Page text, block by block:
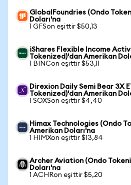
GlobalFoundries (Ondo
Doları'na
1 GFSon eşittir $50,13
iShares Flexible Income
Tokenized)'dan Amerikan
1 BINCon eşittir $53,11
Direxion Daily Semi Bear 3X
Tokenized)'dan Amerikan
1 SOXSon eşittir $4,40
Himax Technologies (Ondo
Amerikan Doları'na
1 HIMXon eşittir $13,84
Archer Aviation (Ondo
Doları'na
1 ACHRon eşittir $5,20